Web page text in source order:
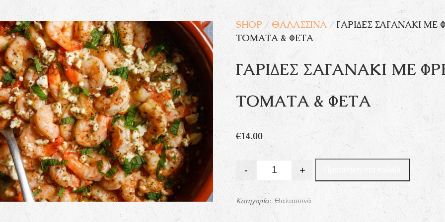
SHOP / ΘΑΛΑΣΣΙΝΆ/ ΓΑΡΊΔΕΣ ΣΑΓΑΝΆΚΙ ΜΕ
ΤΟΜΆΤΑ & ΦΈΤΑ
ΓΑΡΊΔΕΣ ΣΑΓΑΝΆΚΙ ΜΕ
ΤΟΜΆΤΑ & ΦΈΤΑ
€14.00
Quantity
- +
Κατηγορία: Θαλασσινά